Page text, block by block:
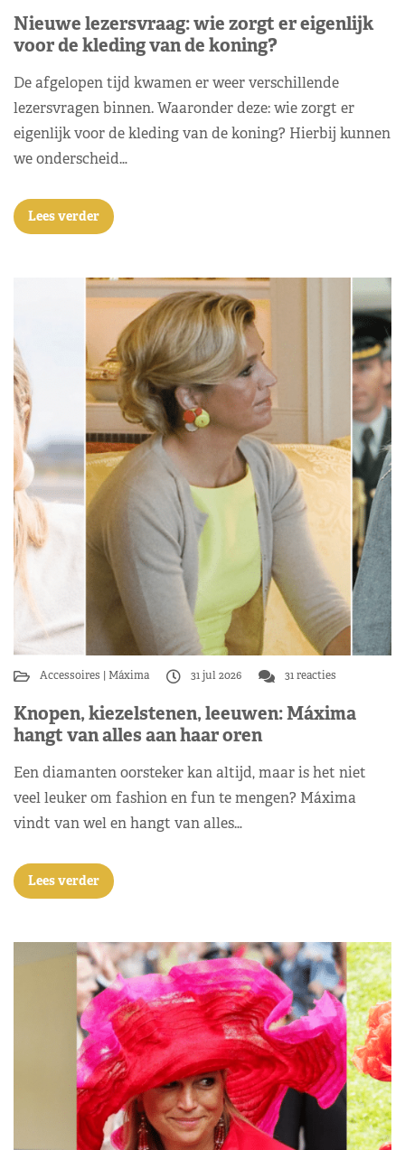
Nieuwe lezersvraag: wie zorgt er eigenlijk
voor de kleding van de koning?
De afgelopen tijd kwamen er weer verschillende
lezersvragen binnen. Waaronder deze: wie zorgt er
eigenlijk voor de kleding van de koning? Hierbij kunnen
we onderscheid…
Lees verder
Accessoires Máxima 31 jul 2026 31 reacties
Knopen, kiezelstenen, leeuwen: Máxima
hangt van alles aan haar oren
Een diamanten oorsteker kan altijd, maar is het niet
veel leuker om fashion en fun te mengen? Máxima
vindt van wel en hangt van alles…
Lees verder